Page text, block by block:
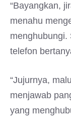
“Bayangkan,
menahu
menghubungi.
telefon
“Jujurnya,
menjawab
yang